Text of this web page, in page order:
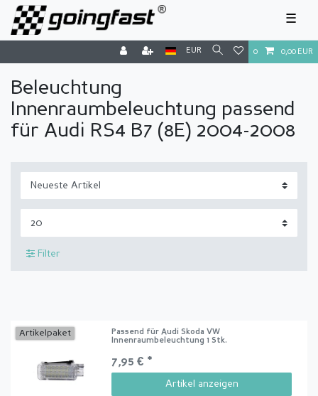
☰
EUR 0 0,00 EUR
Beleuchtung
Innenraumbeleuchtung passend
für Audi RS4 B7 (8E) 2004-2008
Filter
Artikelpaket
Passend für Audi Skoda VW
Innenraumbeleuchtung 1 Stk.
7,95 € *
Artikel anzeigen